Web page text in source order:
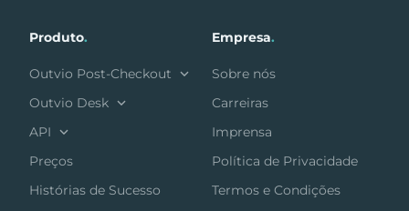
Produto.
Outvio Post-Checkout
Outvio Desk
API
Preços
Histórias de Sucesso
Empresa.
Sobre nós
Carreiras
Imprensa
Política de Privacidade
Termos e Condições